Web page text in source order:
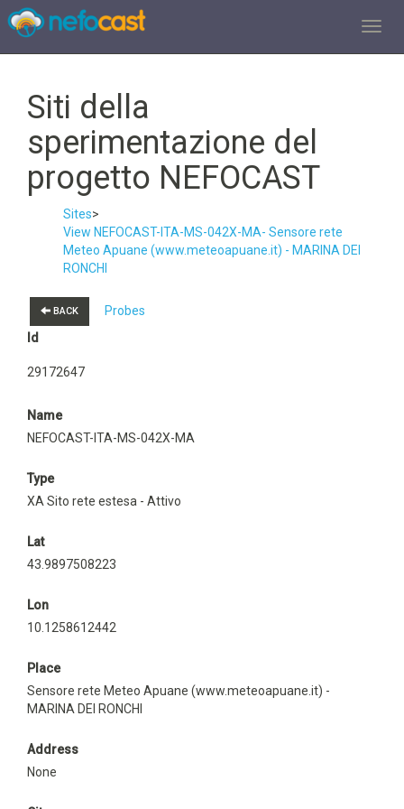
Siti della
sperimentazione del
progetto NEFOCAST
Sites>
View NEFOCAST-ITA-MS-042X-MA- Sensore rete
Meteo Apuane (www.meteoapuane.it) - MARINA DEI
RONCHI
BACK
Probes
Id
29172647
Name
NEFOCAST-ITA-MS-042X-MA
Type
XA Sito rete estesa - Attivo
Lat
43.9897508223
Lon
10.1258612442
Place
Sensore rete Meteo Apuane (www.meteoapuane.it) -
MARINA DEI RONCHI
Address
None